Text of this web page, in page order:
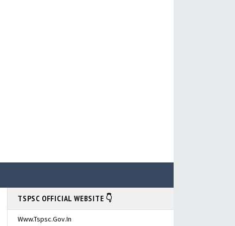
TSPSC OFFICIAL WEBSITE 👇
Www.tspsc.gov.in